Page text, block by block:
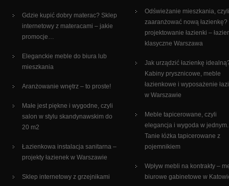
Gdzie kupić dobry materac? Sklep
internetowy z materacami – jakie
promocje…
Eleganckie meble do biura lub
mieszkania
Aranżowanie wnętrz – to proste!
Małe jest piękne i wygodne, czyli
salon w stylu skandynawskim do
20 m2
Łazienkowa instalacja sanitarna –
projekty łazienek w Warszawie
Sklep internetowy z grzejnikami
Odświeżanie mieszkania,
zaaranżować nową łazienkę?
projektowanie łazienki –
klasyczne Warszawa
Jak urządzić łazienkę
Kabiny prysznicowe, meble
łazienkowe i wyposażenie
w Warszawie
Meble tapicerowane, czyli
elegancja i wygoda w jednym.
Tanie łóżka tapicerowane z
pojemnikiem
Wpływ mebli na kontrakty –
biurowe gabinetowe w